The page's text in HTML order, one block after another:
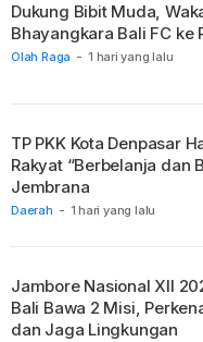
Olah Raga - 1 hari yang lalu
Dukung Bibit Muda,
Bhayangkara Bali FC ke
Daerah - 1 hari yang lalu
TP PKK Kota Denpasar
Rakyat “Berbelanja dan
Jembrana
Jambore Nasional XII
Bali Bawa 2 Misi,
dan Jaga Lingkungan